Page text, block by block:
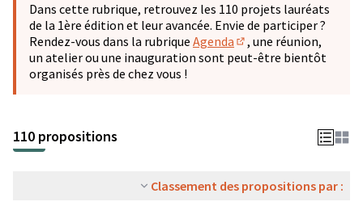
−
Dans cette rubrique, retrouvez les 110 projets lauréats
de la 1ère édition et leur avancée. Envie de participer ?
Rendez-vous dans la rubrique Agenda
(S'ouvre dans un
, une réunion,
un atelier ou une inauguration sont peut-être bientôt
organisés près de chez vous !
110 propositions
Classement des propositions par :